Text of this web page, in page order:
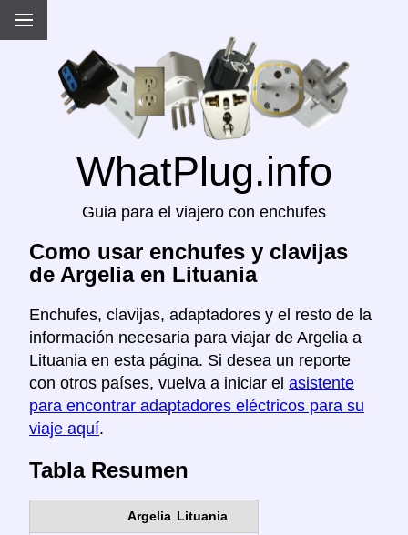
WhatPlug.info
Guia para el viajero con enchufes
Como usar enchufes y clavijas
de Argelia en Lituania
Enchufes, clavijas, adaptadores y el resto de la
información necesaria para viajar de Argelia a
Lituania en esta página. Si desea un reporte
con otros países, vuelva a iniciar el asistente
para encontrar adaptadores eléctricos para su
viaje aquí.
Tabla Resumen
Argelia Lituania